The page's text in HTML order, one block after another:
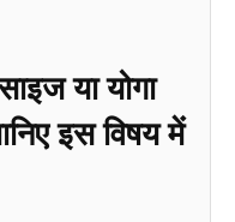
या योगा
इस विषय में